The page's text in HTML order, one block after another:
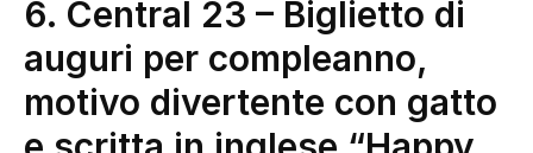
6. Central 23 – Biglietto di
auguri per compleanno,
motivo divertente con gatto